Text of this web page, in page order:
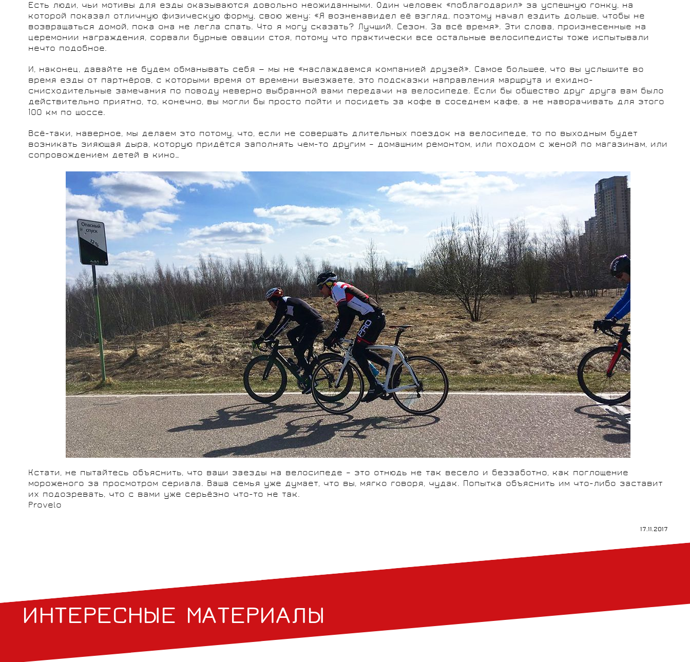
Есть люди, чьи мотивы для езды оказываются довольно неожиданными. Один человек «поблагодарил» за успешную гонку, на
которой показал отличную физическую форму, свою жену: «Я возненавидел её взгляд, поэтому начал ездить дольше, чтобы не
возвращаться домой, пока она не легла спать. Что я могу сказать? Лучший. Сезон. За всё время». Эти слова, произнесенные на
церемонии награждения, сорвали бурные овации стоя, потому что практически все остальные велосипедисты тоже испытывали
нечто подобное.
И, наконец, давайте не будем обманывать себя — мы не «наслаждаемся компанией друзей». Самое большее, что вы услышите во
время езды от партнёров, с которыми время от времени выезжаете, это подсказки направления маршрута и ехидно-
снисходительные замечания по поводу неверно выбранной вами передачи на велосипеде. Если бы общество друг друга вам было
действительно приятно, то, конечно, вы могли бы просто пойти и посидеть за кофе в соседнем кафе, а не наворачивать для этого
100 км по шоссе.
Всё-таки, наверное, мы делаем это потому, что, если не совершать длительных поездок на велосипеде, то по выходным будет
возникать зияющая дыра, которую придётся заполнять чем-то другим – домашним ремонтом, или походом с женой по магазинам, или
сопровождением детей в кино…
Кстати, не пытайтесь объяснить, что ваши заезды на велосипеде – это отнюдь не так весело и беззаботно, как поглощение
мороженого за просмотром сериала. Ваша семья уже думает, что вы, мягко говоря, чудак. Попытка объяснить им что-либо заставит
их подозревать, что с вами уже серьёзно что-то не так.
Provelo
17.11.2017
ИНТЕРЕСНЫЕ МАТЕРИАЛЫ